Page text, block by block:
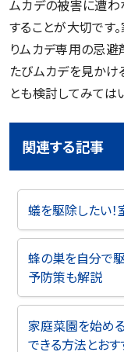
ムカデの被害に遭わ
することが大切です
りムカデ専用の忌避
たびムカデを見かけ
とも検討してみては
関連する記事
蟻を駆除したい
蜂の巣を自分で
予防策も解説
家庭菜園を始め
できる方法とおす